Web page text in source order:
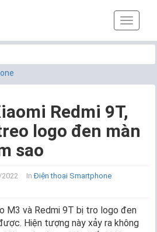
T
o
g
v
i
g
Redmi 9T,
logo đen màn
sao
InĐiện thoại Smartphone
M3 và Redmi 9T bị tro logo đen
Hiện tượng này xảy ra không